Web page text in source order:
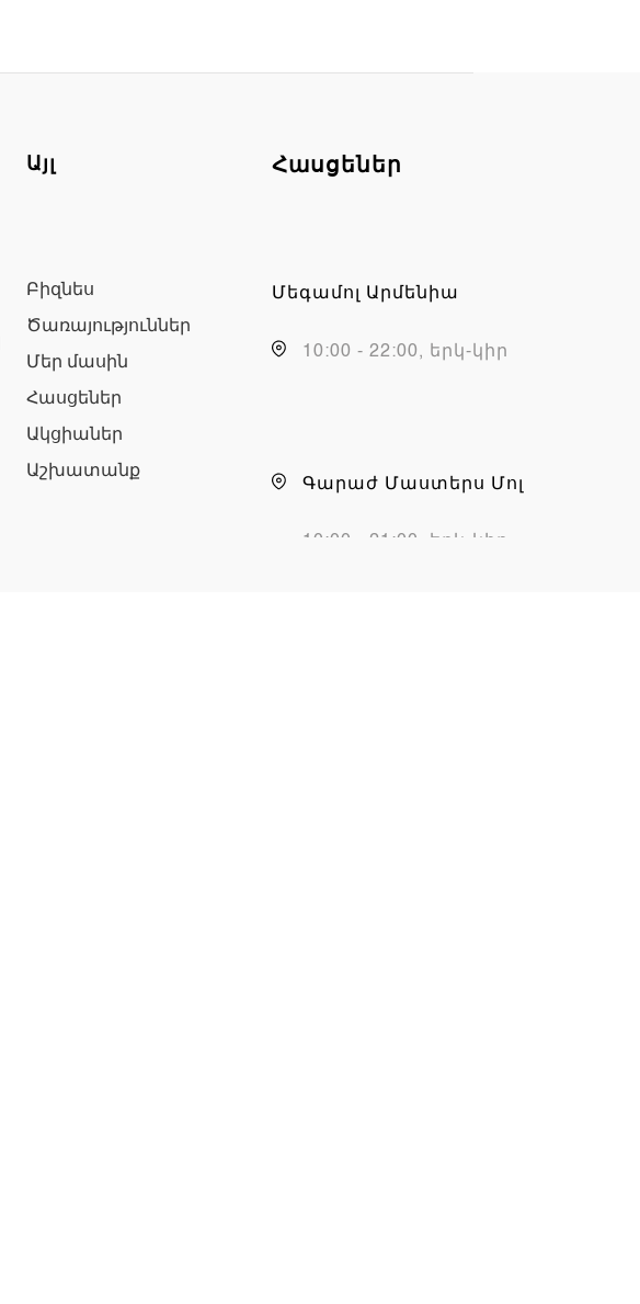
Այլ
Բիզնես
Ծառայություններ
Մեր մասին
Հասցեներ
Ակցիաներ
Աշխատանք
Հասցեներ
Մեգամոլ Արմենիա
10:00 - 22:00, երկ-կիր
Գարաժ Մաստերս Մոլ
10:00 - 21:00, երկ-կիր